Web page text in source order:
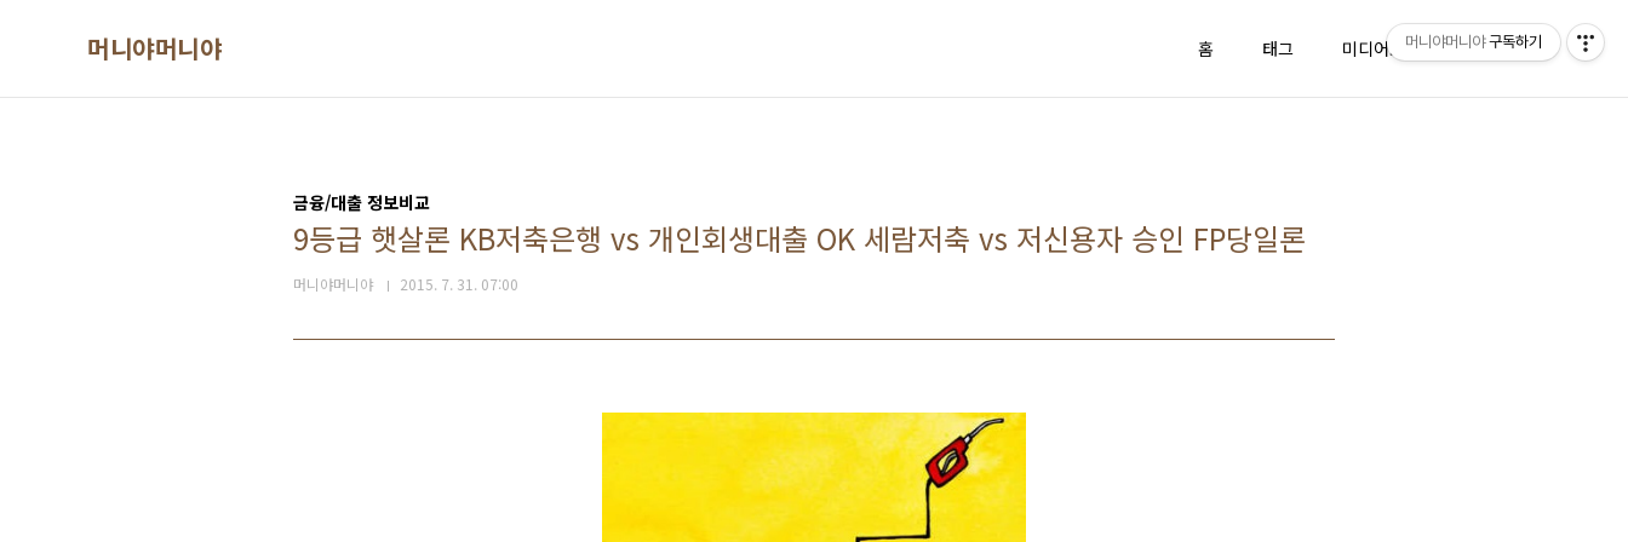
머니야머니야 홈 태그 미디어로그 방명록
금융/대출 정보비교
9등급 햇살론 KB저축은행 vs 개인회생대출 OK 세람저축 vs 저신용자 승인 FP당일론
머니야머니야 2015. 7. 31. 07:00
머니야머니야 구독하기